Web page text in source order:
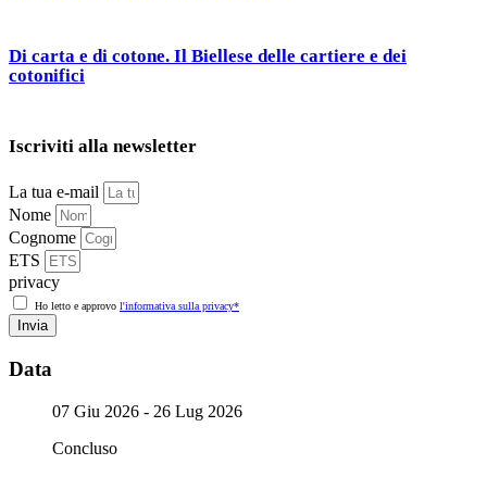
Di carta e di cotone. Il Biellese delle cartiere e dei
cotonifici
Iscriviti alla newsletter
La tua e-mail
Nome
Cognome
ETS
privacy
Ho letto e approvo l'informativa sulla privacy*
Invia
Data
07 Giu 2026 - 26 Lug 2026
Concluso